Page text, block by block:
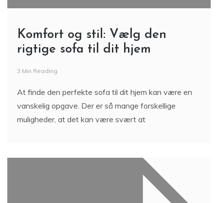
Komfort og stil: Vælg den
rigtige sofa til dit hjem
3 Min Reading
At finde den perfekte sofa til dit hjem kan være en
vanskelig opgave. Der er så mange forskellige
muligheder, at det kan være svært at